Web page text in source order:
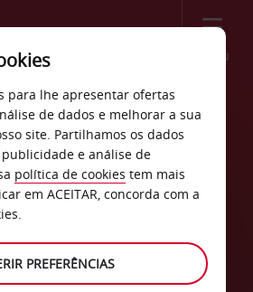
Menu
de
em
para lhe apresentar ofertas
de dados e melhorar a sua
site. Partilhamos os dados
e análise de
política de cookies tem mais
em ACEITAR, concorda com a
PREFERÊNCIAS